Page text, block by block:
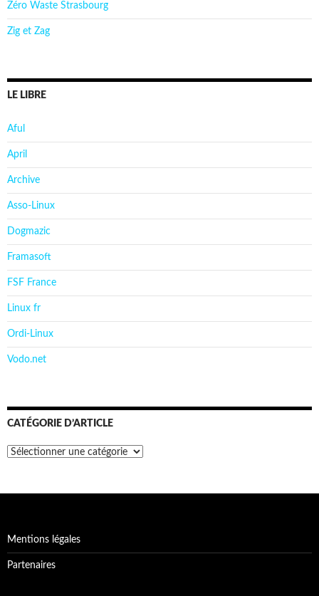
Zéro Waste Strasbourg
Zig et Zag
LE LIBRE
Aful
April
Archive
Asso-Linux
Dogmazic
Framasoft
FSF France
Linux fr
Ordi-Linux
Vodo.net
CATÉGORIE D’ARTICLE
Catégorie
Mentions légales
Partenaires